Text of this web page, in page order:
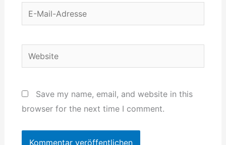
E-
Mail-
Website
Save my name, email, and website in this
browser for the next time I comment.